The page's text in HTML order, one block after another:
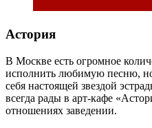
Астория
В Москве есть огромное
исполнить любимую песню,
себя настоящей звездой
всегда рады в арт-кафе
отношениях заведении.